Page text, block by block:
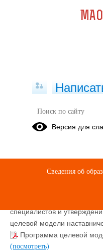
Целевая
Методические
Приказ №444-о О
специалистов и
целевой модели
Программа целевой
(посмотреть)
Версия для
Сведения об